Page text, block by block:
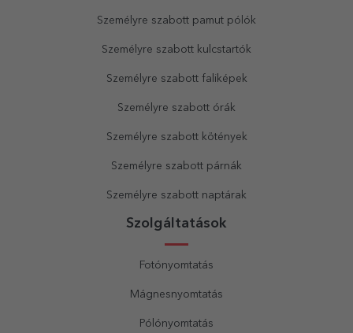
Személyre szabott pamut pólók
Személyre szabott kulcstartók
Személyre szabott faliképek
Személyre szabott órák
Személyre szabott kötények
Személyre szabott párnák
Személyre szabott naptárak
Szolgáltatások
Fotónyomtatás
Mágnesnyomtatás
Pólónyomtatás